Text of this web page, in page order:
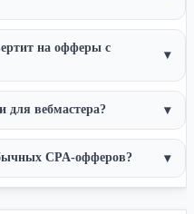
на офферы с
▾
для вебмастера? ▾
CPA-офферов? ▾